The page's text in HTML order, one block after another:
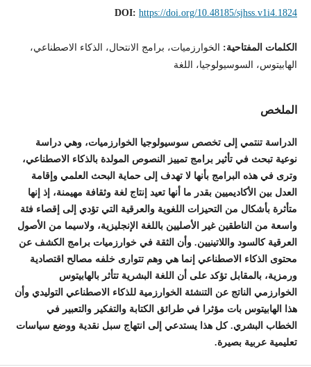
DOI:https://doi.org/10.48185/sjhss.v1i4.1824
الكلمات المفتاحية:
الخوارزميات، برامج الانتحال، الذكاء الاصطناعي،
الهابيتوس، السوسيولوجيا، اللغة
الملخص
الدراسة تنتمي إلى تخصص سوسيولوجيا الخوارزميات، وهي دراسة
نوعية تبحث في تأثير برامج تمييز النصوص المولدة بالذكاء الاصطناعي،
وترى في هذه البرامج بأنها لا تهدف إلى حماية البحث العلمي وإقامة
العدل بين الأكاديميين بقدر ما أنها تعيد إنتاج لغة وثقافة مهيمنة، إذ إنها
متأثرة بأشكال من التحيزات اللغوية والعرقية التي تؤدي إلى إقصاء فئة
واسعة من الناطقين غير الأصليين باللغة الإنجليزية، ولاسيما من الأصول
العرقية كالسود واللاتينيين. وأن الثقة في خوارزميات برامج الكشف عن
محتوى الذكاء الاصطناعي إنما هي وهم تتوارى خلفه مصالح اقتصادية
ورمزية، بالمقابل تؤكد على أن اللغة البشرية تتأثر بالهابيتوس
الخوارزمي الناتج عن التنشئة الخوارزمية للذكاء الاصطناعي التوليدي وأن
هذا الهابيتوس بات مؤثرا في طرائق الكتابة والتفكير والتعبير في
الخطاب البشري. كل هذا يستدعي إلى انتهاج سبل نقدية ووضع سياسات
تعليمية عربية بصيرة.